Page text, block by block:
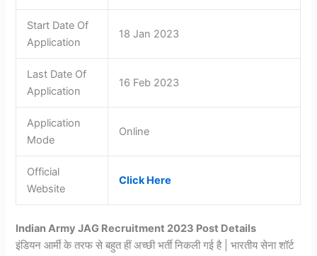
Start Date Of
Application
18 Jan 2023
Last Date Of
Application
16 Feb 2023
Application
Mode
Online
Official
Website
Click Here
Indian Army JAG Recruitment 2023 Post Details
इंडियन आर्मी के तरफ से बहुत हीं अच्छी भर्ती निकली गई है | भारतीय सेना शॉर्ट